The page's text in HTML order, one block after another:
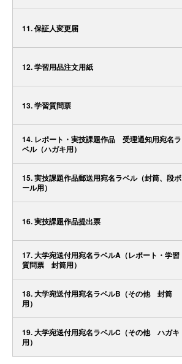
11. 保証人変更届
12. 学習用品注文用紙
13. 学習質問票
14. レポート・実技課題作品 受理通知用宛名ラ
ベル（ハガキ用）
15. 実技課題作品郵送用宛名ラベル（封筒、段ボ
ール用）
16. 実技課題作品提出票
17. 大学宛送付用宛名ラベルA（レポート・学習
質問票 封筒用）
18. 大学宛送付用宛名ラベルB（その他 封筒
用）
19. 大学宛送付用宛名ラベルC（その他 ハガキ
用）